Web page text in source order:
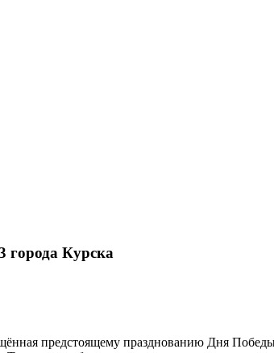
города Курска
предстоящему празднованию Дня